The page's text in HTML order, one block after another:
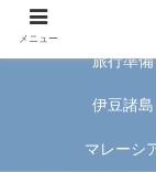
旅好
旅行準備
伊豆諸島
マレーシ
メニュー